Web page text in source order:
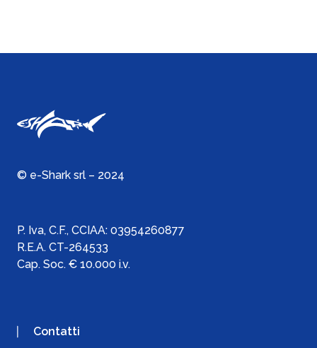
© e-Shark srl – 2024
P. Iva, C.F., CCIAA: 03954260877
R.E.A. CT-264533
Cap. Soc. € 10.000 i.v.
Contatti